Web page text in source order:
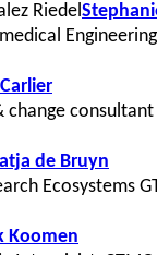
Engineering
change consultant
de Bruyn
Ecosystems
Koomen